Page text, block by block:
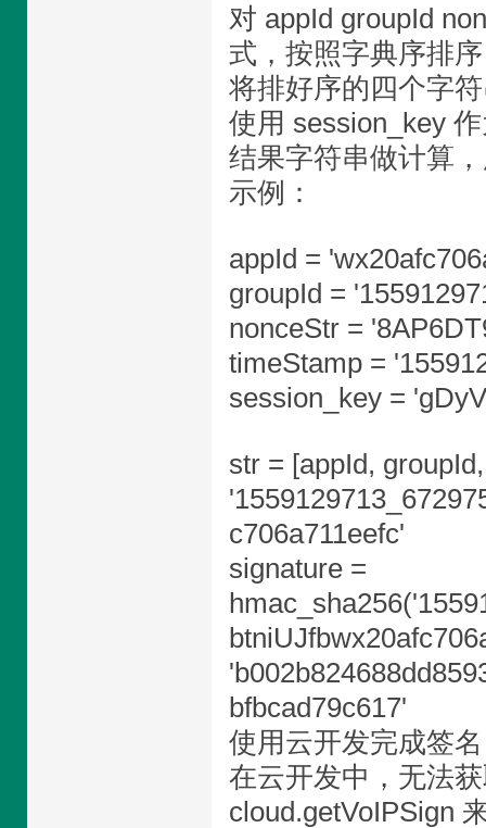
对 appId groupId
式，按照字典序排
将排好序的四个字
使用 session_key
结果字符串做计算
示例：
appId =
groupId =
nonceStr =
timeStamp =
session_key =
str = [appId,
c706a711eefc'
signature =
bfbcad79c617'
使用云开发完成签名
在云开发中，无法
cloud.getVoIPSign